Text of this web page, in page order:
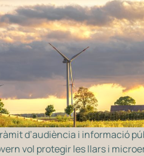
d’audiència i informació
vol protegir les llars i